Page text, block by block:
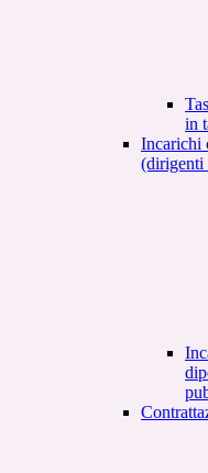
in
Incarichi
(dirigenti